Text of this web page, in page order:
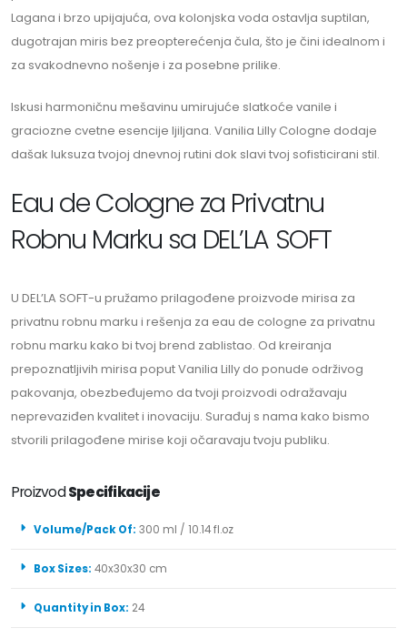
Lagana i brzo upijajuća, ova kolonjska voda ostavlja suptilan,
dugotrajan miris bez preopterećenja čula, što je čini idealnom i
za svakodnevno nošenje i za posebne prilike.
Iskusi harmoničnu mešavinu umirujuće slatkoće vanile i
graciozne cvetne esencije ljiljana. Vanilia Lilly Cologne dodaje
dašak luksuza tvojoj dnevnoj rutini dok slavi tvoj sofisticirani stil.
Eau de Cologne za Privatnu
Robnu Marku sa DEL’LA SOFT
U DEL’LA SOFT-u pružamo prilagođene proizvode mirisa za
privatnu robnu marku i rešenja za eau de cologne za privatnu
robnu marku kako bi tvoj brend zablistao. Od kreiranja
prepoznatljivih mirisa poput Vanilia Lilly do ponude održivog
pakovanja, obezbeđujemo da tvoji proizvodi odražavaju
neprevaziđen kvalitet i inovaciju. Surađuj s nama kako bismo
stvorili prilagođene mirise koji očaravaju tvoju publiku.
ProizvodSpecifikacije
Volume/Pack Of: 300 ml / 10.14 fl.oz
Box Sizes: 40x30x30 cm
Quantity in Box: 24